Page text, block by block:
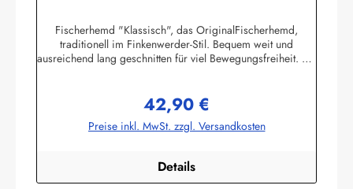
Fischerhemd "Klassisch", das OriginalFischerhemd,
traditionell im Finkenwerder-Stil. Bequem weit und
ausreichend lang geschnitten für viel Bewegungsfreiheit. Mit
Die Größentabelle finden Sie unter diesem Link oder bei
den Bildern Herren-Größen 42-74 (entspricht Damen-
Größen 36-68) Herstellerinformationen:AS
Wittmundinfo@modas-bekleidung.de
Regulärer Preis:
42,90 €
Preise inkl. MwSt. zzgl. Versandkosten
Details